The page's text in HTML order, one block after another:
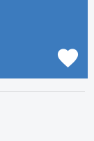
favorite